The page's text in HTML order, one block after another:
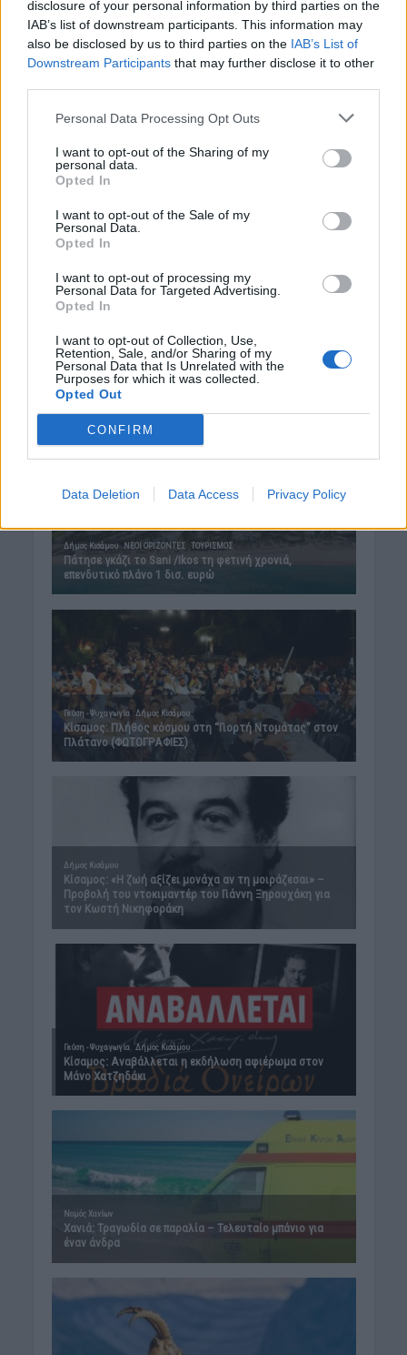
disclosure of your personal information by third parties on the
IAB’s list of downstream participants. This information may
also be disclosed by us to third parties on the IAB’s List of
Downstream Participants that may further disclose it to other
Personal Data Processing Opt Outs
I want to opt-out of the Sharing of my
personal data.
Opted In
I want to opt-out of the Sale of my
Personal Data.
Opted In
I want to opt-out of processing my
Personal Data for Targeted Advertising.
Opted In
I want to opt-out of Collection, Use,
Retention, Sale, and/or Sharing of my
Personal Data that Is Unrelated with the
Purposes for which it was collected.
Opted Out
CONFIRM
Data Deletion Data Access Privacy Policy
κριθούν στις Βρυξέλλες
7 Αυγούστου 2026 07:46
Δημοφιλή αυτή την εβδομάδα